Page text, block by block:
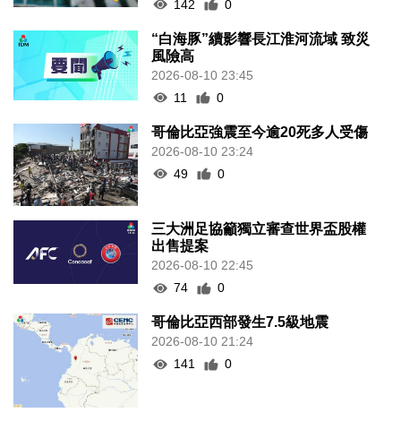
142
0
“白海豚”續影響長江淮河流域 致災
風險高
2026-08-10 23:45
11
0
哥倫比亞強震至今逾20死多人受傷
2026-08-10 23:24
49
0
三大洲足協籲獨立審查世界盃股權
出售提案
2026-08-10 22:45
74
0
哥倫比亞西部發生7.5級地震
2026-08-10 21:24
141
0